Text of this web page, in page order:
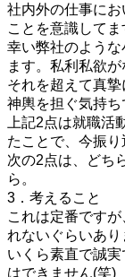
社内外の仕事に
ことを意識してま
幸い弊社のよう
ます。私利私欲
それを超えて真摯
神輿を担ぐ気持ち
上記2点は就職活
たことで、今振り
次の2点は、どち
ら。
3．考えること
これは定番です
れないぐらいあ
いくら素直で誠
はできません(笑)